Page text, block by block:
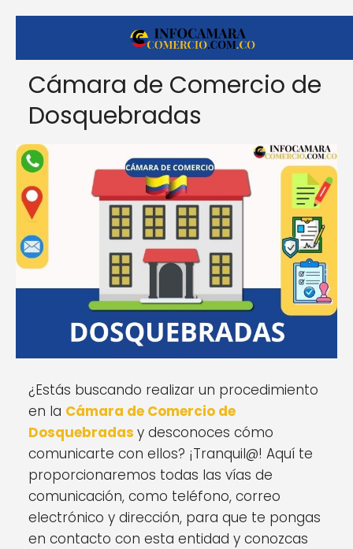
Cámara de Comercio de
Dosquebradas
¿Estás buscando realizar un procedimiento
en la Cámara de Comercio de
Dosquebradas y desconoces cómo
comunicarte con ellos? ¡Tranquil@! Aquí te
proporcionaremos todas las vías de
comunicación, como teléfono, correo
electrónico y dirección, para que te pongas
en contacto con esta entidad y conozcas